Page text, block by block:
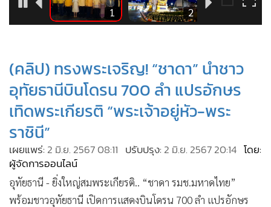
Good health & Well-being
• Green Innovation & SD
• MGR Live
Infographic
การเมือง
• ท่องเที่ยว
• กีฬา
• ต่างประเทศ
Special Scoop
• เศรษฐกิจ-ธุรกิจ
(คลิป) ทรงพระเจริญ! “ชาดา” นำชาว
อุทัยธานีบินโดรน 700 ลำ แปรอักษร
เทิดพระเกียรติ “พระเจ้าอยู่หัว-พระ
ราชินี”
เผยแพร่: 2 มิ.ย. 2567 08:11 ปรับปรุง: 2 มิ.ย. 2567 20:14 โดย:
ผู้จัดการออนไลน์
อุทัยธานี - ยิ่งใหญ่สมพระเกียรติ.. “ชาดา รมช.มหาดไทย”
พร้อมชาวอุทัยธานี เปิดการแสดงบินโดรน 700 ลำ แปรอักษร
1 2